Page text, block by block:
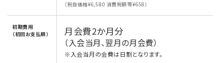
（税抜価格¥6,580 消費税額等¥658）
初期費用
（初回お支払額）
月会費2か月分
（入会当月、翌月の月会費）
※入会当月の会費は日割となります。